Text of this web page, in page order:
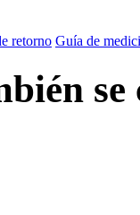
retorno Guía de
se